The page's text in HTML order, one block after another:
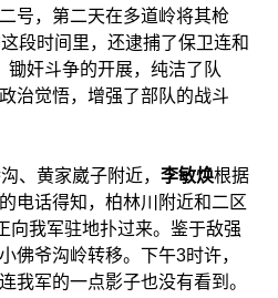
号，第二天在多道岭将其枪
段时间里，还逮捕了保卫连和
锄奸斗争的开展，纯洁了队
治觉悟，增强了部队的战斗
黄家崴子附近， 李敏焕根据
电话得知，柏林川附近和二区
向我军驻地扑过来。鉴于敌强
佛爷沟岭转移。下午3时许，
我军的一点影子也没有看到。